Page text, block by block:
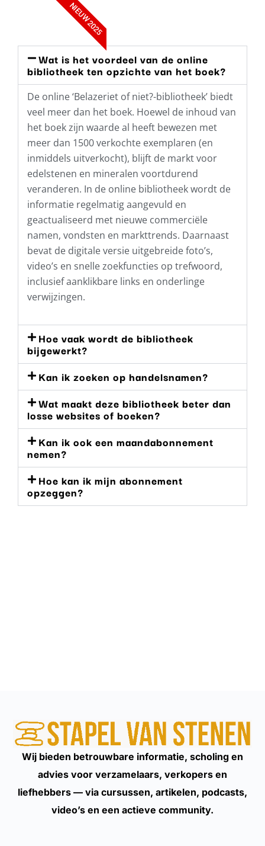
NIEUW 2025
Wat is het voordeel van de online
bibliotheek ten opzichte van het boek?
De online ‘Belazeriet of niet?-bibliotheek’ biedt
veel meer dan het boek. Hoewel de inhoud van
het boek zijn waarde al heeft bewezen met
meer dan 1500 verkochte exemplaren (en
inmiddels uitverkocht), blijft de markt voor
edelstenen en mineralen voortdurend
veranderen. In de online bibliotheek wordt de
informatie regelmatig aangevuld en
geactualiseerd met nieuwe commerciële
namen, vondsten en markttrends. Daarnaast
bevat de digitale versie uitgebreide foto’s,
video’s en snelle zoekfuncties op trefwoord,
inclusief aanklikbare links en onderlinge
verwijzingen.
Hoe vaak wordt de bibliotheek
bijgewerkt?
Kan ik zoeken op handelsnamen?
Wat maakt deze bibliotheek beter dan
losse websites of boeken?
Kan ik ook een maandabonnement
nemen?
Hoe kan ik mijn abonnement
opzeggen?
Wij bieden betrouwbare informatie, scholing en
advies voor verzamelaars, verkopers en
liefhebbers — via cursussen, artikelen, podcasts,
video’s en een actieve community.